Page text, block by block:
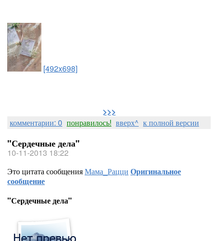
[492x698]
>>>
комментарии: 0 понравилось! вверх^ к полной версии
"Сердечные дела"
10-11-2013 18:22
Это цитата сообщенияМама_Рацци Оригинальное
сообщение
"Сердечные дела"